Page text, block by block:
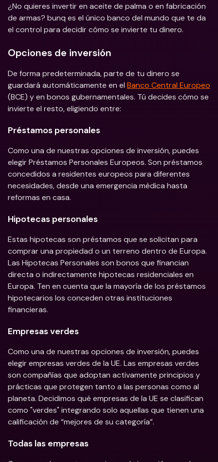
¿No quieres invertir en aceite de palma o en fabricación
de armas? bunq es el único banco del mundo que te da
el control para decidir cómo se invierte tu dinero.
Opciones de inversión
De forma predeterminada, parte de tu dinero se
guardará automáticamente en el Banco Central Europeo
(BCE) y en bonos gubernamentales. Tú decides cómo se
invierte el resto, eligiendo entre:
Préstamos personales
Como una de nuestras opciones de inversión, puedes
elegir Préstamos Personales Europeos. Son préstamos
concedidos a residentes europeos para diferentes
necesidades, desde una emergencia médica hasta
reformas en casa.
Hipotecas personales
Estas hipotecas son préstamos que se solicitan para
comprar una propiedad o un terreno dentro de Europa.
Las Hipotecas Personales son bonos que financian
directa o indirectamente hipotecas residenciales en
Europa. Ten en cuenta que la mayoría de los préstamos
hipotecarios los conceden otras instituciones
financieras.
Empresas verdes
Como una de nuestras opciones de inversión, puedes
elegir empresas verdes de la UE. Las empresas verdes
son compañías que adoptan activamente principios y
prácticas que protegen tanto a las personas como al
planeta. Decidimos qué empresas de la UE se clasifican
como "verdes" integrando solo aquellas que tienen una
calificación de “mejores de su categoría”.
Todas las empresas